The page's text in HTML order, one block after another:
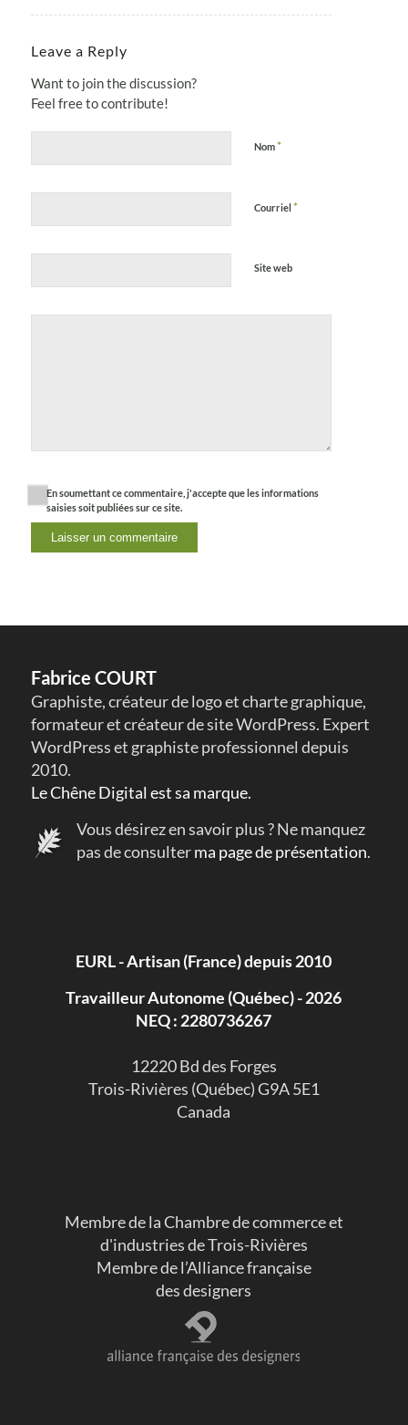
Leave a Reply
Want to join the discussion?
Feel free to contribute!
Nom *
Courriel *
Site web
En soumettant ce commentaire, j'accepte que les informations
saisies soit publiées sur ce site.
Fabrice COURT
Graphiste, créateur de logo et charte graphique,
formateur et créateur de site WordPress. Expert
WordPress et graphiste professionnel depuis
2010.
Le Chêne Digital est sa marque.
Vous désirez en savoir plus ? Ne manquez
pas de consulterma page de présentation.
EURL - Artisan (France) depuis 2010
Travailleur Autonome (Québec) - 2026
NEQ : 2280736267
​12220 Bd des Forges
Trois-Rivières (Québec) G9A 5E1
Canada
Membre de la Chambre de commerce et
d'industries de Trois-Rivières
Membre de l’Alliance française
des designers